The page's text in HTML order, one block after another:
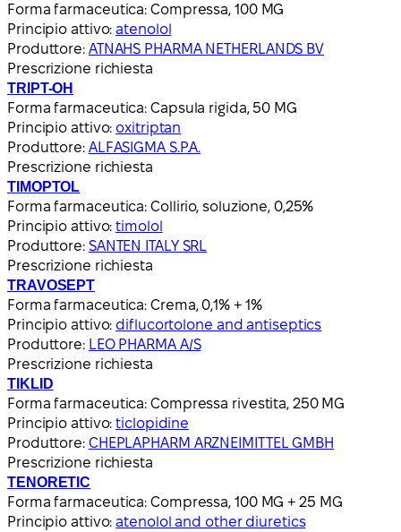
Forma farmaceutica: Compressa, 100 MG
Principio attivo:atenolol
Produttore: ATNAHS PHARMA NETHERLANDS BV
Prescrizione richiesta
TRIPT-OH
Forma farmaceutica: Capsula rigida, 50 MG
Principio attivo: oxitriptan
Produttore: ALFASIGMA S.P.A.
Prescrizione richiesta
TIMOPTOL
Forma farmaceutica: Collirio, soluzione, 0,25%
Principio attivo:timolol
Produttore: SANTEN ITALY SRL
Prescrizione richiesta
TRAVOSEPT
Forma farmaceutica: Crema, 0,1% + 1%
Principio attivo: diflucortolone and antiseptics
Produttore: LEO PHARMA A/S
Prescrizione richiesta
TIKLID
Forma farmaceutica: Compressa rivestita, 250 MG
Principio attivo:ticlopidine
Produttore: CHEPLAPHARM ARZNEIMITTEL GMBH
Prescrizione richiesta
TENORETIC
Forma farmaceutica: Compressa, 100 MG + 25 MG
Principio attivo:atenolol and other diuretics